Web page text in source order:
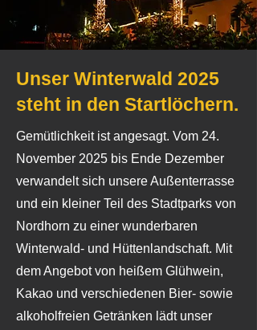
Unser Winterwald 2025
steht in den Startlöchern.
Gemütlichkeit ist angesagt. Vom 24.
November 2025 bis Ende Dezember
verwandelt sich unsere Außenterrasse
und ein kleiner Teil des Stadtparks von
Nordhorn zu einer wunderbaren
Winterwald- und Hüttenlandschaft. Mit
dem Angebot von heißem Glühwein,
Kakao und verschiedenen Bier- sowie
alkoholfreien Getränken lädt unser